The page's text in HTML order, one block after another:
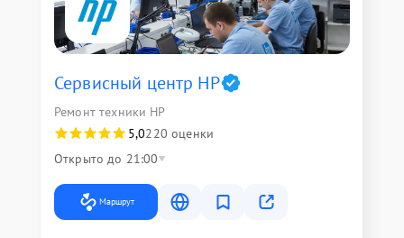
Сервисный центр HP
Ремонт техники HP
5,0220 оценки
Открыто до 21:00
Маршрут